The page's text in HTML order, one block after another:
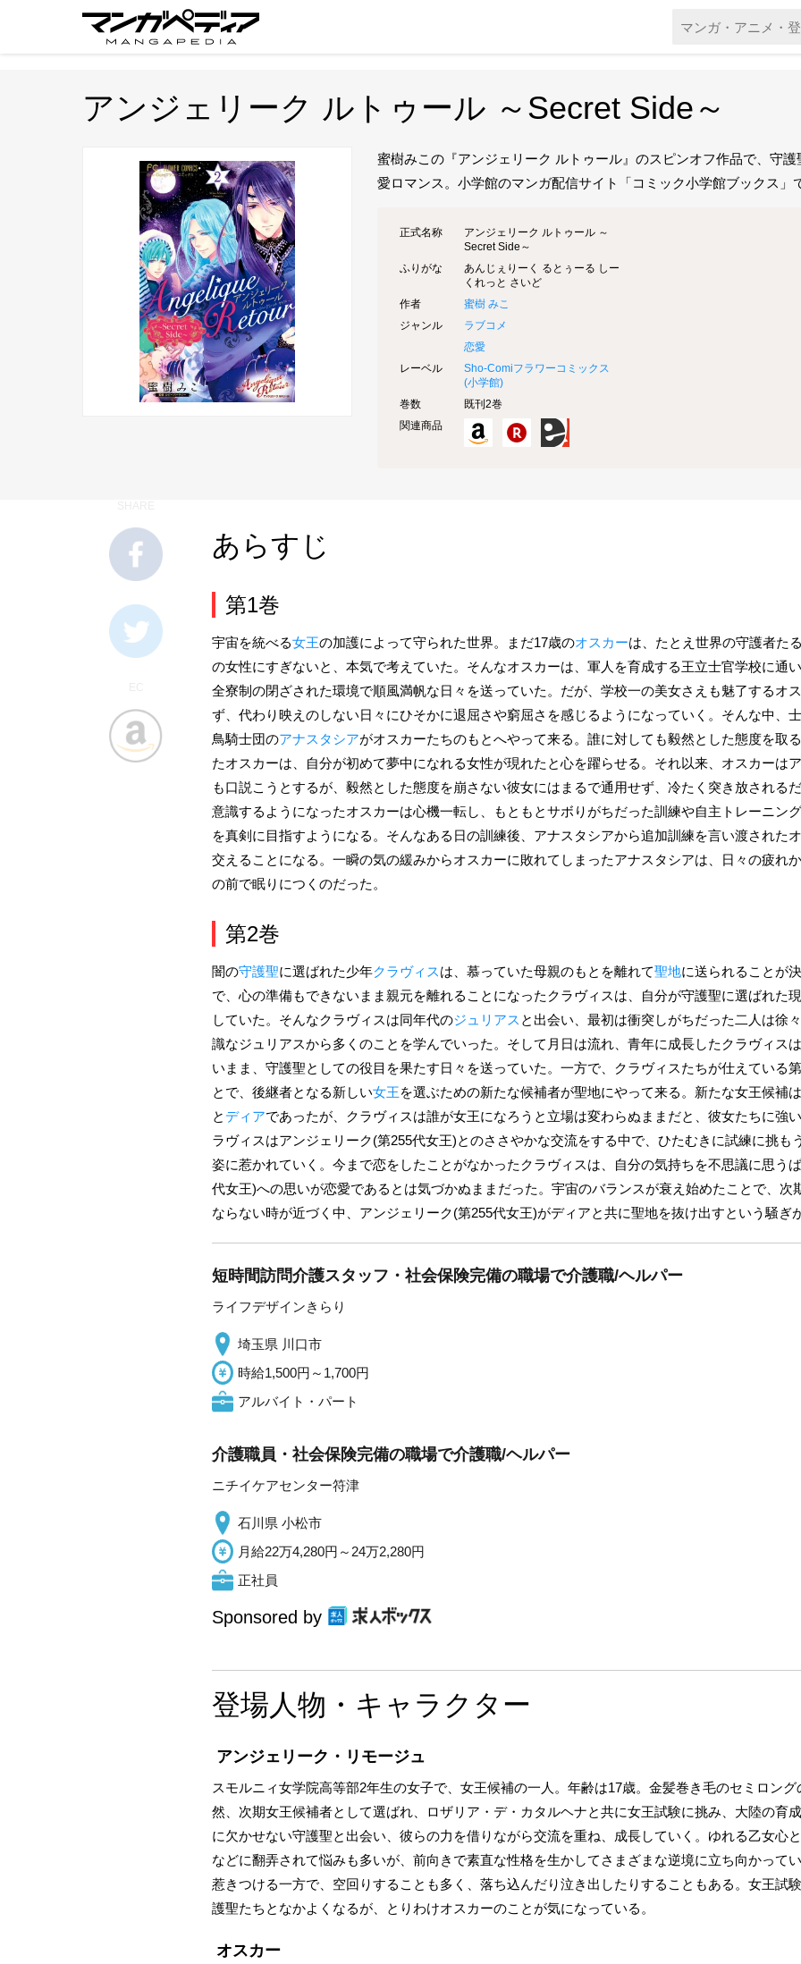
アンジェリーク ルトゥール ～Secret Side～
蜜樹みこの『アンジェリーク ルトゥール』のスピンオフ作品で、守
愛ロマンス。小学館のマンガ配信サイト「コミック小学館ブックス」
正式名称
アンジェリーク ルトゥール ～
Secret Side～
ふりがな
あんじぇりーく るとぅーる しー
くれっと さいど
作者
蜜樹 みこ
ジャンル
ラブコメ
恋愛
レーベル
Sho-Comiフラワーコミックス
(小学館)
巻数
既刊2巻
関連商品
あらすじ
第1巻
宇宙を統べる女王の加護によって守られた世界。まだ17歳のオスカーは、たとえ世界の守護者た
の女性にすぎないと、本気で考えていた。そんなオスカーは、軍人を育成する王立士官学校に通
全寮制の閉ざされた環境で順風満帆な日々を送っていた。だが、学校一の美女さえも魅了するオ
ず、代わり映えのしない日々にひそかに退屈さや窮屈さを感じるようになっていく。そんな中、
鳥騎士団のアナスタシアがオスカーたちのもとへやって来る。誰に対しても毅然とした態度を取
たオスカーは、自分が初めて夢中になれる女性が現れたと心を躍らせる。それ以来、オスカーは
も口説こうとするが、毅然とした態度を崩さない彼女にはまるで通用せず、冷たく突き放される
意識するようになったオスカーは心機一転し、もともとサボりがちだった訓練や自主トレーニン
を真剣に目指すようになる。そんなある日の訓練後、アナスタシアから追加訓練を言い渡された
交えることになる。一瞬の気の緩みからオスカーに敗れてしまったアナスタシアは、日々の疲れ
の前で眠りにつくのだった。
第2巻
闇の守護聖に選ばれた少年クラヴィスは、慕っていた母親のもとを離れて聖地に送られることが
で、心の準備もできないまま親元を離れることになったクラヴィスは、自分が守護聖に選ばれた
していた。そんなクラヴィスは同年代のジュリアス と出会い、最初は衝突しがちだった二人は徐
識なジュリアスから多くのことを学んでいった。そして月日は流れ、青年に成長したクラヴィス
いまま、守護聖としての役目を果たす日々を送っていた。一方で、クラヴィスたちが仕えている
とで、後継者となる新しい女王を選ぶための新たな候補者が聖地にやって来る。新たな女王候補は
と ディアであったが、クラヴィスは誰が女王になろうと立場は変わらぬままだと、彼女たちに強
ラヴィスはアンジェリーク(第255代女王)とのささやかな交流をする中で、ひたむきに試練に挑も
姿に惹かれていく。今まで恋をしたことがなかったクラヴィスは、自分の気持ちを不思議に思う
代女王)への思いが恋愛であるとは気づかぬままだった。宇宙のバランスが衰え始めたことで、次
ならない時が近づく中、アンジェリーク(第255代女王)がディアと共に聖地を抜け出すという騒ぎ
短時間訪問介護スタッフ・社会保険完備の職場で介護職/ヘルパー
ライフデザインきらり
埼玉県 川口市
時給1,500円～1,700円
アルバイト・パート
介護職員・社会保険完備の職場で介護職/ヘルパー
ニチイケアセンター符津
石川県 小松市
月給22万4,280円～24万2,280円
正社員
Sponsored by
登場人物・キャラクター
アンジェリーク・リモージュ
スモルニィ女学院高等部2年生の女子で、女王候補の一人。年齢は17歳。金髪巻き毛のセミロン
然、次期女王候補者として選ばれ、ロザリア・デ・カタルヘナと共に女王試験に挑み、大陸の育
に欠かせない守護聖と出会い、彼らの力を借りながら交流を重ね、成長していく。ゆれる乙女心
などに翻弄されて悩みも多いが、前向きで素直な性格を生かしてさまざまな逆境に立ち向かって
惹きつける一方で、空回りすることも多く、落ち込んだり泣き出したりすることもある。女王試
護聖たちとなかよくなるが、とりわけオスカーのことが気になっている。
オスカー